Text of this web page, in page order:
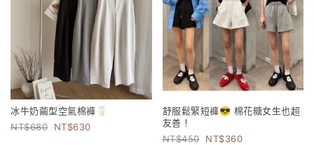
冰牛奶繭型空氣棉褲🥛
680
630
舒服鬆緊短褲😎 棉花糖女生也超
友善！
450
360